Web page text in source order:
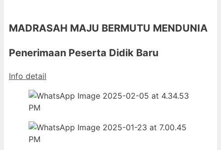
MADRASAH MAJU BERMUTU MENDUNIA
Penerimaan Peserta Didik Baru
Info detail